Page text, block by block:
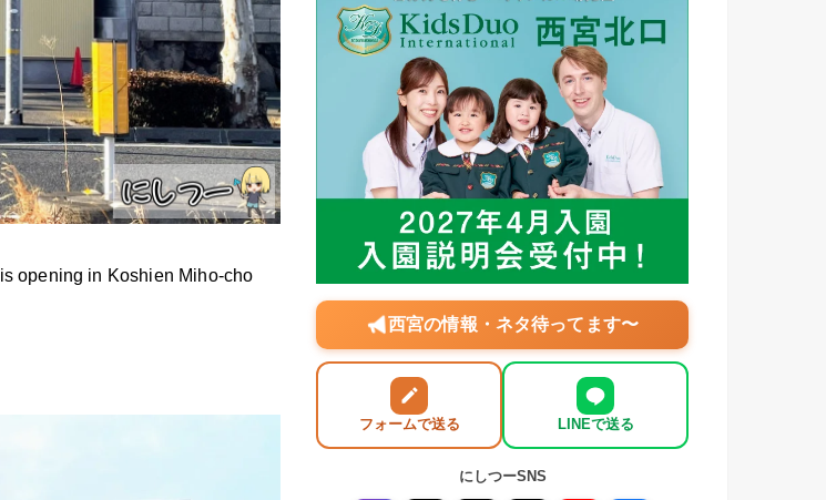
is opening in Koshien Miho-cho
西宮の情報・ネタ待ってます〜
フォームで送る LINEで送る
にしつーSNS